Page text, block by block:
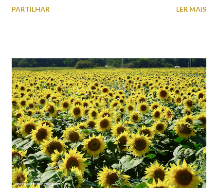
peças históricas cedidas pela IP Património que homenageiam a
PARTILHAR LER MAIS